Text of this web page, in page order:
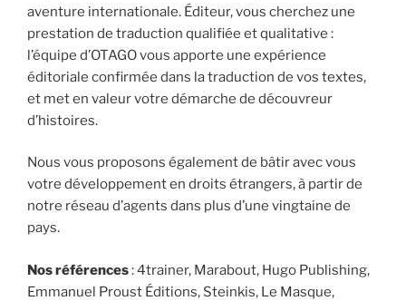
aventure internationale. Éditeur, vous cherchez une
prestation de traduction qualifiée et qualitative :
l’équipe d’OTAGO vous apporte une expérience
éditoriale confirmée dans la traduction de vos textes,
et met en valeur votre démarche de découvreur
d’histoires.
Nous vous proposons également de bâtir avec vous
votre développement en droits étrangers, à partir de
notre réseau d’agents dans plus d’une vingtaine de
pays.
Nos références: 4trainer, Marabout, Hugo Publishing,
Emmanuel Proust Éditions, Steinkis, Le Masque,